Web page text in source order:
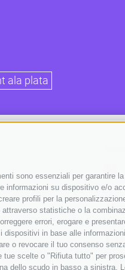
sono essenziali per garantire
su dispositivo e/o
profili per la
statistiche o la
errori, erogare e
in base alle
o revocare il tuo consenso
scelte o "Rifiuta tutto" per
dello scudo in basso a sinistra.
ala plata